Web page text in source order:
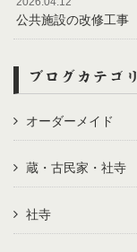
公共施設の改修工事
ブログカテゴリ
オーダーメイド
蔵・古民家・社寺
社寺